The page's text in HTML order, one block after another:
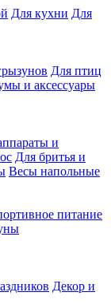
Для кухни Для
Для птиц
и аксессуары
и
Для бритья и
Весы напольные
питание
Декор и